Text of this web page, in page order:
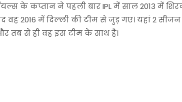
के कप्तान ने पहली बार IPL में साल 2013 में
2016 में दिल्ली की टीम से जुड़ गए। यहां 2
तब से ही वह इस टीम के साथ हैं।